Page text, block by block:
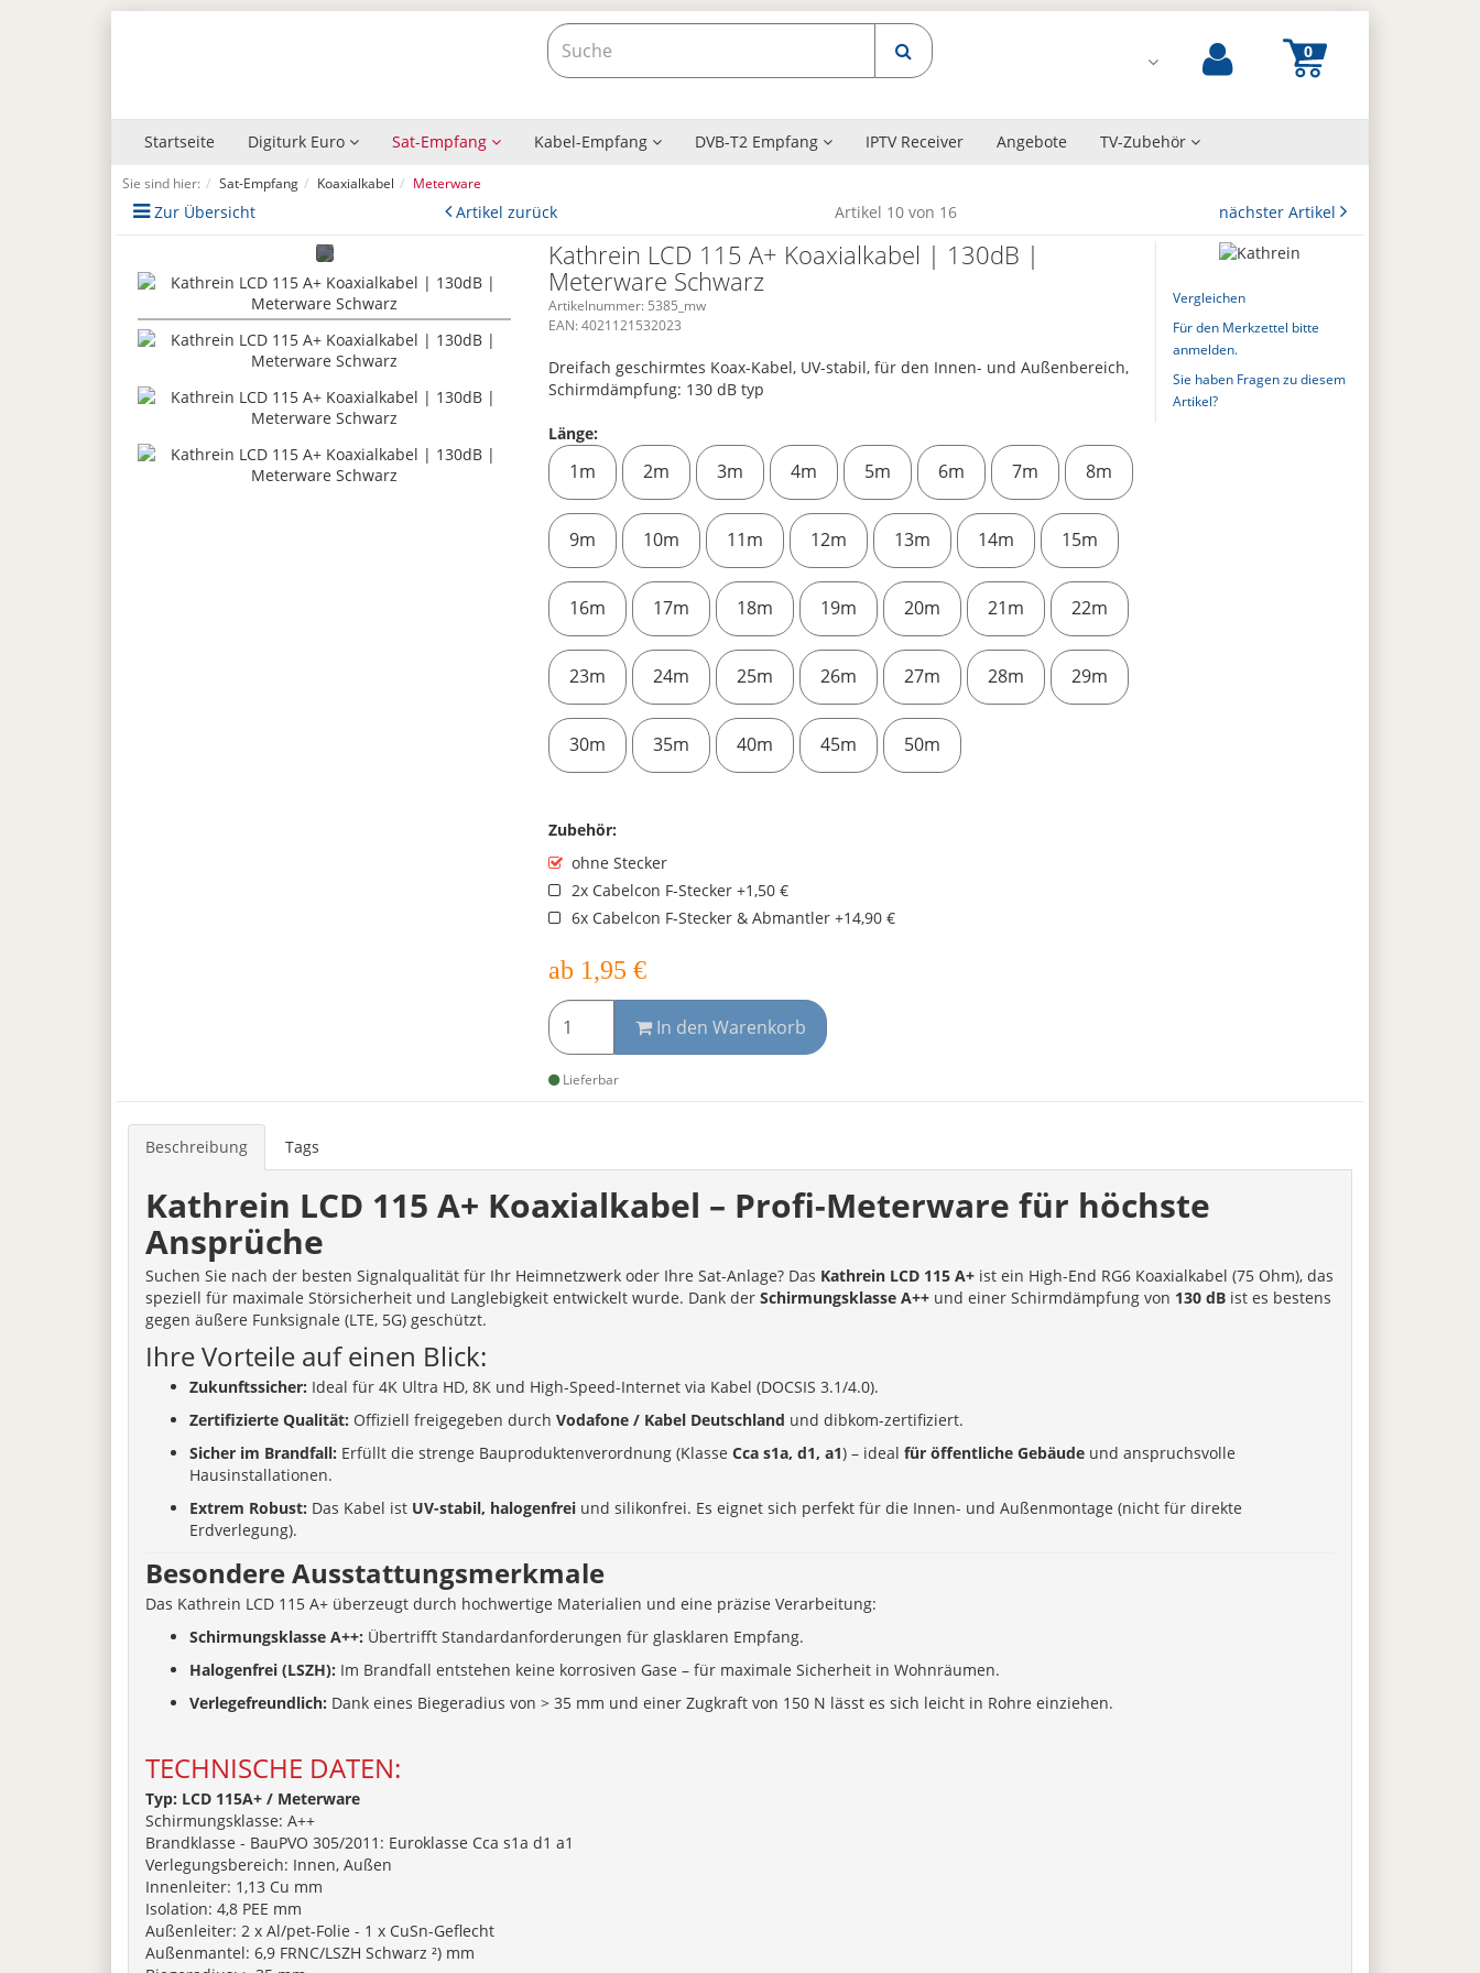
Startseite Digiturk Euro Sat-Empfang Kabel-Empfang DVB-T2 Empfang IPTV Receiver Angebote TV-Zubehör
Sie sind hier: Sat-Empfang Koaxialkabel Meterware
Zur Übersicht Artikel zurück Artikel 10 von 16 nächster Artikel
Kathrein LCD 115 A+ Koaxialkabel | 130dB |
Meterware Schwarz
Artikelnummer: 5385_mw
EAN:4021121532023
Dreifach geschirmtes Koax-Kabel, UV-stabil, für den Innen- und Außenbereich,
Schirmdämpfung: 130 dB typ
Länge:
1m 2m 3m 4m 5m 6m 7m 8m
9m 10m 11m 12m 13m 14m 15m
16m 17m 18m 19m 20m 21m 22m
23m 24m 25m 26m 27m 28m 29m
30m 35m 40m 45m 50m
Zubehör:
ohne Stecker
2x Cabelcon F-Stecker +1,50 €
6x Cabelcon F-Stecker & Abmantler +14,90 €
ab 1,95 €
In den Warenkorb
Lieferbar
Vergleichen
Für den Merkzettel bitte
anmelden.
Sie haben Fragen zu diesem
Artikel?
Beschreibung Tags
Kathrein LCD 115 A+ Koaxialkabel – Profi-Meterware für höchste
Ansprüche
Suchen Sie nach der besten Signalqualität für Ihr Heimnetzwerk oder Ihre Sat-Anlage? Das Kathrein LCD 115 A+ist ein High-End RG6 Koaxialkabel (75 Ohm), das
speziell für maximale Störsicherheit und Langlebigkeit entwickelt wurde. Dank der Schirmungsklasse A++und einer Schirmdämpfung von 130 dBist es bestens
gegen äußere Funksignale (LTE, 5G) geschützt.
Ihre Vorteile auf einen Blick:
Zukunftssicher: Ideal für 4K Ultra HD, 8K und High-Speed-Internet via Kabel (DOCSIS 3.1/4.0).
Zertifizierte Qualität: Offiziell freigegeben durch Vodafone / Kabel Deutschland und dibkom-zertifiziert.
Sicher im Brandfall: Erfüllt die strenge Bauproduktenverordnung (Klasse Cca s1a, d1, a1) – ideal für öffentliche Gebäudeund anspruchsvolle
Hausinstallationen.
Extrem Robust: Das Kabel ist UV-stabil, halogenfreiund silikonfrei. Es eignet sich perfekt für die Innen- und Außenmontage (nicht für direkte
Erdverlegung).
Besondere Ausstattungsmerkmale
Das Kathrein LCD 115 A+ überzeugt durch hochwertige Materialien und eine präzise Verarbeitung:
Schirmungsklasse A++: Übertrifft Standardanforderungen für glasklaren Empfang.
Halogenfrei (LSZH): Im Brandfall entstehen keine korrosiven Gase – für maximale Sicherheit in Wohnräumen.
Verlegefreundlich: Dank eines Biegeradius von > 35 mm und einer Zugkraft von 150 N lässt es sich leicht in Rohre einziehen.
TECHNISCHE DATEN:
Typ: LCD 115A+ / Meterware
Schirmungsklasse: A++
Brandklasse - BauPVO 305/2011: Euroklasse Cca s1a d1 a1
Verlegungsbereich: Innen, Außen
Innenleiter: 1,13 Cu mm
Isolation: 4,8 PEE mm
Außenleiter: 2 x Al/pet-Folie - 1 x CuSn-Geflecht
Außenmantel: 6,9 FRNC/LSZH Schwarz ²) mm